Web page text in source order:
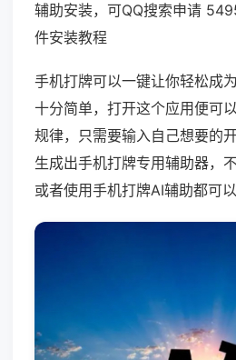
辅助安装，可QQ搜索申请
件安装教程
手机打牌可以一键让你轻松成
十分简单，打开这个应用便可
规律，只需要输入自己想要的
生成出手机打牌专用辅助器，
或者使用手机打牌AI辅助都可以